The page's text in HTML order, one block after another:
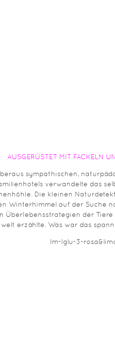
AUSGERÜSTET MIT FACKELN
sympathischen,
verwandelte das
Die kleinen
Winterhimmel auf der Suche
Überlebensstrategien der
erzählte. Was war das